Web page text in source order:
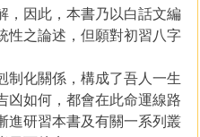
，因此，本書乃以白話文編
性之論述，但願對初習八字
制化關係，構成了吾人一生
凶如何，都會在此命運線路
進研習本書及有關一系列叢